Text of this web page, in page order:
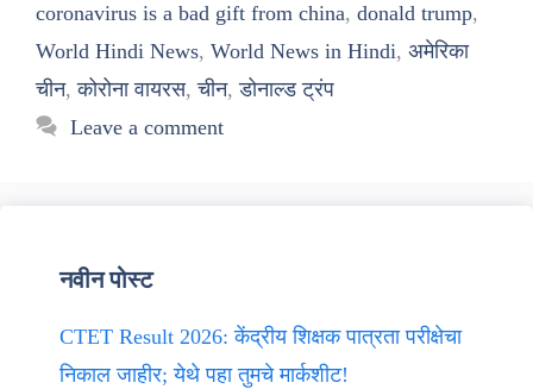
coronavirus is a bad gift from china, donald trump,
World Hindi News, World News in Hindi, अमेरिका
चीन,कोरोना वायरस,चीन,डोनाल्ड ट्रंप
Leave a comment
नवीन पोस्ट
CTET Result 2026: केंद्रीय शिक्षक पात्रता परीक्षेचा
निकाल जाहीर; येथे पहा तुमचे मार्कशीट!